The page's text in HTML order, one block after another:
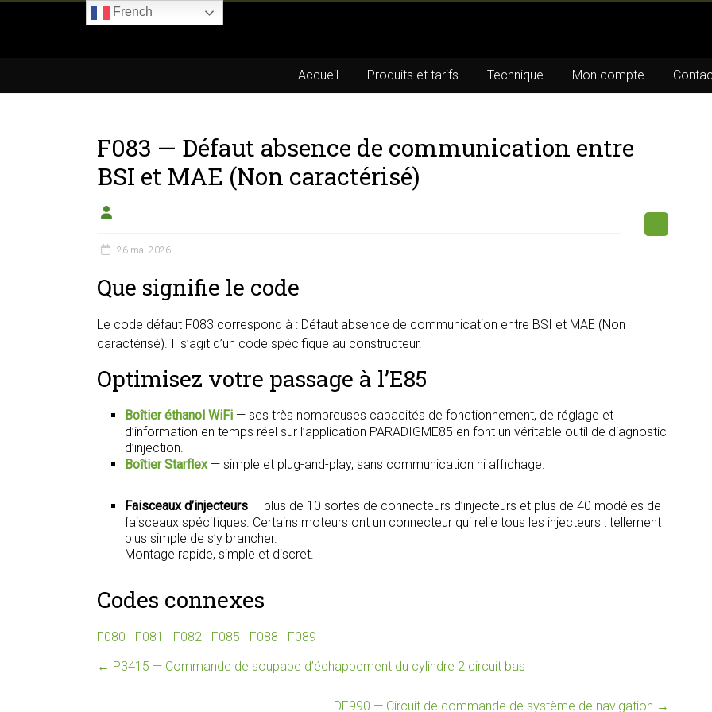
du
boîtier
éthanol
Accueil Produits et tarifs Technique Mon compte
F083 — Défaut absence de communication entre
BSI et MAE (Non caractérisé)
26 mai 2026
Que signifie le code
Le code défaut F083 correspond à : Défaut absence de communication entre BSI et MAE (Non
caractérisé). Il s’agit d’un code spécifique au constructeur.
Optimisez votre passage à l’E85
Boîtier éthanol WiFi — ses très nombreuses capacités de fonctionnement, de réglage et
d’information en temps réel sur l’application PARADIGME85 en font un véritable outil de diagnostic
d’injection.
Boîtier Starflex— simple et plug-and-play, sans communication ni affichage.
Faisceaux d’injecteurs — plus de 10 sortes de connecteurs d’injecteurs et plus de 40 modèles de
faisceaux spécifiques. Certains moteurs ont un connecteur qui relie tous les injecteurs : tellement
plus simple de s’y brancher.
Montage rapide, simple et discret.
Codes connexes
F080 · F081 · F082 · F085 · F088 · F089
← P3415 — Commande de soupape d’échappement du cylindre 2 circuit bas
DF990 — Circuit de commande de système de navigation →
French